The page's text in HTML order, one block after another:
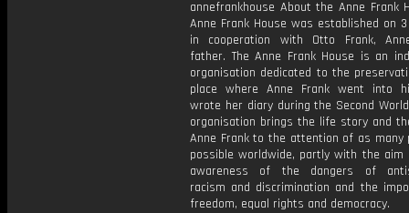
annefrankhouse About the Anne Frank
Anne Frank House was established on 3
in cooperation with Otto Frank,
father. The Anne Frank House is an
organisation dedicated to the
place where Anne Frank went into
wrote her diary during the Second
organisation brings the life story and
Anne Frank to the attention of as many
possible worldwide, partly with the aim
awareness of the dangers of
racism and discrimination and the
freedom, equal rights and democracy.